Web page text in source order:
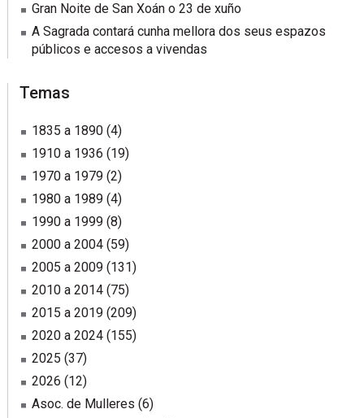
Gran Noite de San Xoán o 23 de xuño
A Sagrada contará cunha mellora dos seus espazos
públicos e accesos a vivendas
Temas
1835 a 1890(4)
1910 a 1936 (19)
1970 a 1979(2)
1980 a 1989(4)
1990 a 1999(8)
2000 a 2004(59)
2005 a 2009(131)
2010 a 2014(75)
2015 a 2019(209)
2020 a 2024(155)
2025 (37)
2026 (12)
Asoc. de Mulleres (6)